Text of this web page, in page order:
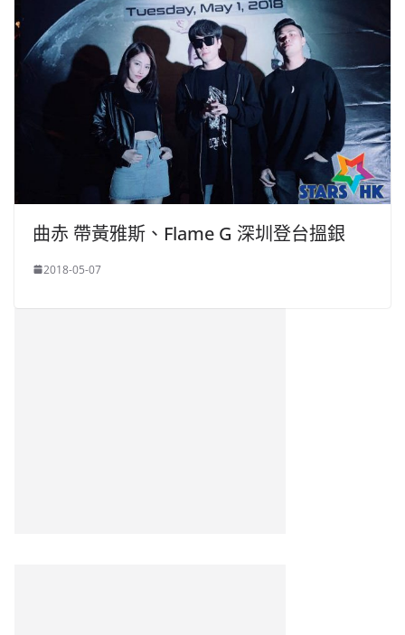
曲赤 帶黃雅斯、Flame G 深圳登台搵銀
2018-05-07